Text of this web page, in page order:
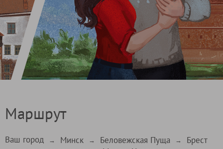
Маршрут
Ваш город → Минск → Беловежская Пуща → Брест